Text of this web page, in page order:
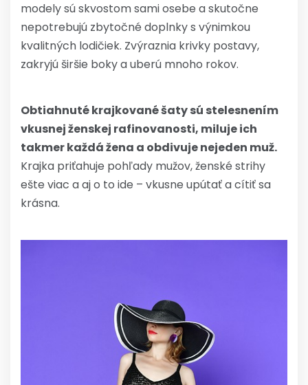
modely sú skvostom sami osebe a skutočne
nepotrebujú zbytočné doplnky s výnimkou
kvalitných lodičiek. Zvýraznia krivky postavy,
zakryjú širšie boky a uberú mnoho rokov.
Obtiahnuté krajkované šaty sú stelesnením
vkusnej ženskej rafinovanosti, miluje ich
takmer každá žena a obdivuje nejeden muž.
Krajka priťahuje pohľady mužov, ženské strihy
ešte viac a aj o to ide – vkusne upútať a cítiť sa
krásna.